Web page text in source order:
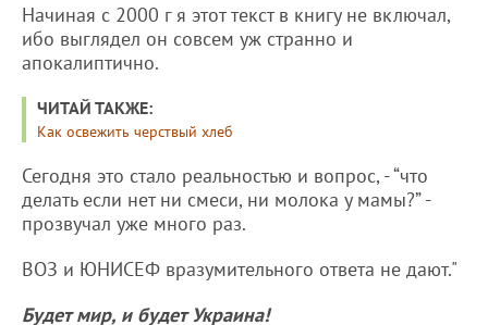
Начиная с 2000 г я этот текст в книгу не включал,
ибо выглядел он совсем уж странно и
апокалиптично.
ЧИТАЙ ТАКЖЕ:
Как освежить черствый хлеб
Сегодня это стало реальностью и вопрос, - “что
делать если нет ни смеси, ни молока у мамы?” -
прозвучал уже много раз.
ВОЗ и ЮНИСЕФ вразумительного ответа не дают."
Будет мир, и будет Украина!